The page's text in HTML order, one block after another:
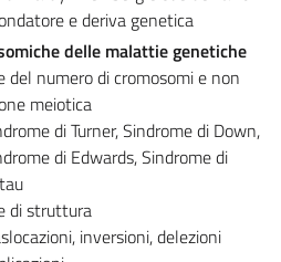
e deriva genetica
delle malattie genetiche
del numero di cromosomi e non
meiotica
di Turner, Sindrome di Down,
di Edwards, Sindrome di
di struttura
inversioni, delezioni